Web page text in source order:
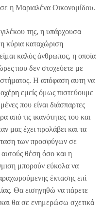
η Μαριαλένα Οικονομίδου.
της, η υπάρχουσα
κύρια καταχώριση
καλός άνθρωπος, η οποία
που δεν στοχεύετε με
Η απόφαση αυτη να
εμείς όμως πιστεύουμε
που είναι διάσπαρτες
από τις ικανότητες του και
μας έχει προλάβει και τα
των προσφύγων σε
θέση όσο και η
μπορούν εύκολα να
έκτασης επί
Θα εισηγηθώ να πάρετε
θα σε ενημερώσω σχετικά